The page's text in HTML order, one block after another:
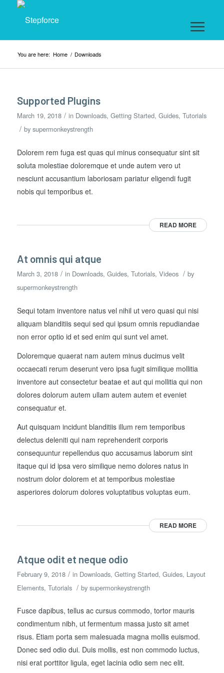
You are here: Home / Downloads
Supported Plugins
March 19, 2018 / in Downloads, Getting Started, Guides, Tutorials
/ by supermonkeystrength
Dolorem rem fuga est quas qui minus consequatur sint sit
soluta molestiae doloremque et unde autem vero ut
nesciunt accusantium laboriosam pariatur eligendi fugit
nobis qui temporibus et.
READ MORE
At omnis qui atque
March 3, 2018 / in Downloads, Guides, Tutorials, Videos / by
supermonkeystrength
Sequi totam inventore natus vel nihil ut vero quasi qui nisi
aliquam blanditiis sequi sed qui ipsum omnis repudiandae
non error optio id et sed enim qui sunt vel amet.
Doloremque quaerat nam autem minus ducimus velit
occaecati rerum deserunt vero ipsa fugit similique mollitia
inventore aut consectetur beatae et aut qui mollitia qui non
dolores dolorum autem ullam autem autem et eveniet
consequatur et.
Aut quisquam incidunt blanditiis illum rem temporibus
delectus deleniti qui nam reprehenderit corporis
consequuntur repellendus quo accusamus laborum sint
itaque qui id ipsa vero similique nemo dolores natus in
nostrum dolor dolorem et at temporibus molestiae
asperiores dolorum dolores voluptatibus voluptas eum.
READ MORE
Atque odit et neque odio
February 9, 2018 / in Downloads, Getting Started, Guides, Layout
Elements, Tutorials / by supermonkeystrength
Fusce dapibus, tellus ac cursus commodo, tortor mauris
condimentum nibh, ut fermentum massa justo sit amet
risus. Etiam porta sem malesuada magna mollis euismod.
Donec sed odio dui. Duis mollis, est non commodo luctus,
nisi erat porttitor ligula, eget lacinia odio sem nec elit.